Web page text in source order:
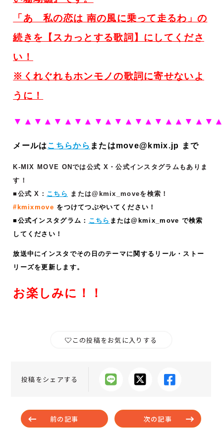
「あゝ私の恋は 南の風に乗って走るわ 」 の
続きを【スカっとする歌詞】にしてくださ
い！
※くれぐれもホンモノの歌詞に寄せないよ
うに！
▼▲▼▲
メールはこちらから またはmove@kmix.jp まで
K-MIX MOVE ONでは公式 X・公式インスタグラムもありま
す！
■公式 X： こちら または@kmix_moveを検索！
#kmixmove をつけてつぶやいてください！
■公式インスタグラム： こちら または@kmix_move で検索
してください！
放送中にインスタでその日のテーマに関するリール・ストー
リーズを更新します。
お楽しみに！！
この投稿をお気に入りする
投稿をシェアする
前の記事 次の記事